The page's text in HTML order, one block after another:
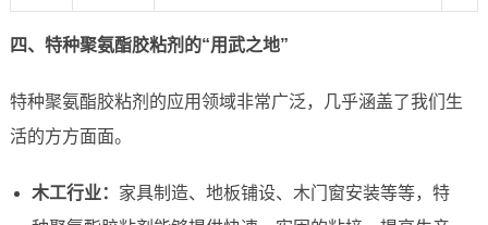
四、特种聚氨酯胶粘剂的“用武之地”
特种聚氨酯胶粘剂的应用领域非常广泛，几乎涵盖了我们生
活的方方面面。
木工行业： 家具制造、地板铺设、木门窗安装等等，特